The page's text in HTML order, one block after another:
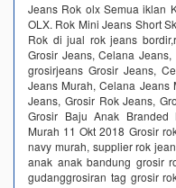
Jeans Rok olx Semua iklan
OLX. Rok Mini Jeans Short
Rok di jual rok jeans
Grosir Jeans, Celana
grosirjeans Grosir Jeans,
Jeans Murah, Celana Jeans
Jeans, Grosir Rok Jeans,
Grosir Baju Anak Branded
Murah 11 Okt 2018 Grosir
navy murah, supplier rok
anak anak bandung grosir
gudanggrosiran tag grosir